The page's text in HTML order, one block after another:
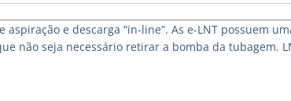
e descarga “in-line”. As e-LNT possuem
não seja necessário retirar a bomba da tubagem.